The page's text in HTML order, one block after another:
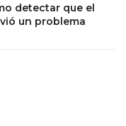
detectar que el
un problema